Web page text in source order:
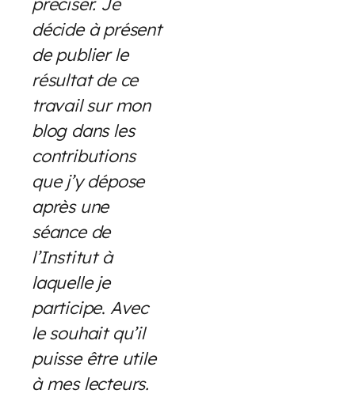
décide à présent
de publier le
résultat de ce
travail sur mon
blog dans les
contributions
que j’y dépose
après une
séance de
l’Institut à
laquelle je
participe. Avec
le souhait qu’il
puisse être utile
à mes lecteurs.